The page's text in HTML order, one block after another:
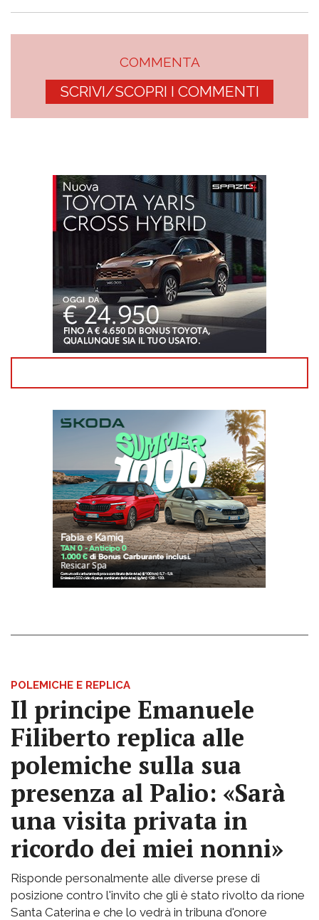
COMMENTA
SCRIVI/SCOPRI I COMMENTI
POLEMICHE E REPLICA
Il principe Emanuele
Filiberto replica alle
polemiche sulla sua
presenza al Palio: «Sarà
una visita privata in
ricordo dei miei nonni»
Risponde personalmente alle diverse prese di
posizione contro l'invito che gli è stato rivolto da rione
Santa Caterina e che lo vedrà in tribuna d'onore